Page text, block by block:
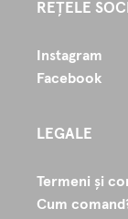
REȚELE
Instagram
Facebook
LEGALE
Termeni și
Cum